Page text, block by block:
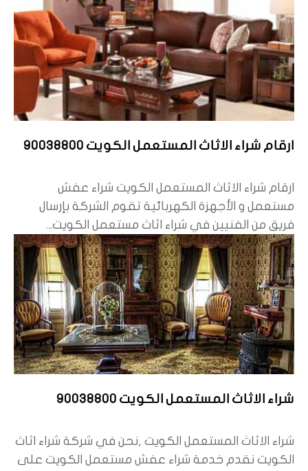
ارقام شراء الاثاث المستعمل الكويت 90038800
ارقام شراء الاثاث المستعمل الكويت شراء عفش
مستعمل و الأجهزة الكهربائية تقوم الشركة بإرسال
فريق من الفنيين في شراء اثاث مستعمل الكويت...
شراء الاثاث المستعمل الكويت 90038800
شراء الاثاث المستعمل الكويت ,نحن في شركة شراء اثاث
الكويت نقدم خدمة شراء عفش مستعمل الكويت على